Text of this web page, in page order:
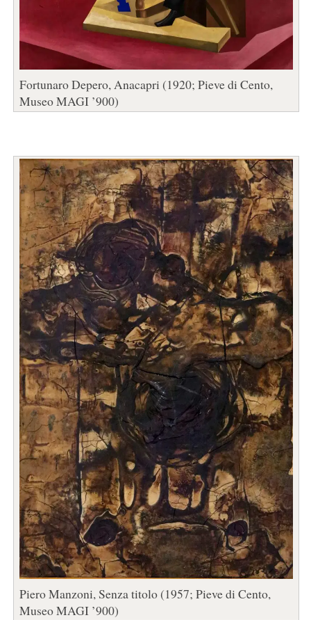
Fortunaro Depero, Anacapri (1920; Pieve di Cento,
Museo MAGI ’900)
Piero Manzoni, Senza titolo (1957; Pieve di Cento,
Museo MAGI ’900)